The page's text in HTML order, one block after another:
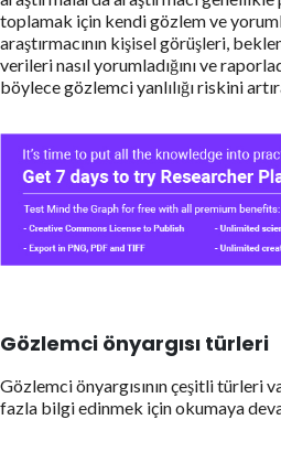
toplamak için kendi gözlem ve
araştırmacının kişisel görüşleri,
verileri nasıl yorumladığını ve
böylece gözlemci yanlılığı riskini
Gözlemci önyargısı türleri
Gözlemci önyargısının çeşitli türleri
fazla bilgi edinmek için okumaya